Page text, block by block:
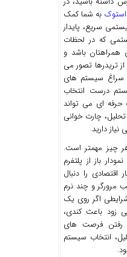
به شما کمک
سریع، پایدار
که در لحظات
باشد و
از تریدرها تصور می‌
سراغ سیستم ‌های
درست انتخاب
‌ای می ‌تواند
چارت ‌خوانی
دارید.
چیز مهمتر است.
باز از پلتفرم‌
اقتصادی را دنبال
مرورگر و چند نرم
اگر روی یک
زود باعث کندی،
فرصت‌ های
انتخاب سیستم